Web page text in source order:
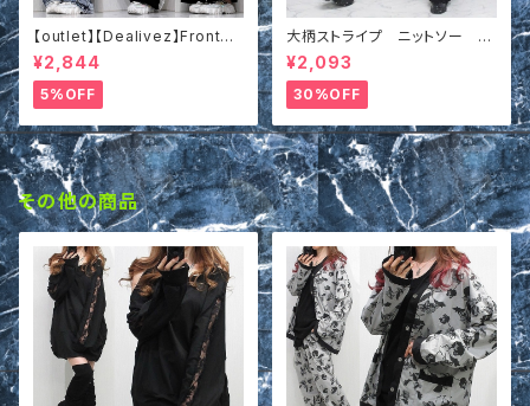
【outlet】【Dealivez】Frontク
ロス 胸元あき ロゴ リブ タンク
トップ 前後リバーシブル 2WAY
¥2,844
5%OFF
大柄ストライプ ニットソー プ
ルオーバー ゆったりシルエッ
ト イエロー
¥2,093
30%OFF
その他の商品